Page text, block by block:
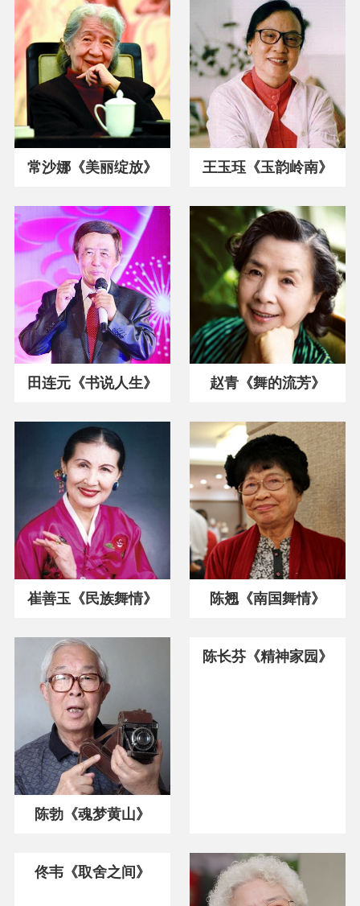
常沙娜《美丽绽放》 王玉珏《玉韵岭南》
田连元《书说人生》 赵青《舞的流芳》
崔善玉《民族舞情》 陈翘《南国舞情》
陈勃《魂梦黄山》
陈长芬《精神家园》
佟韦《取舍之间》